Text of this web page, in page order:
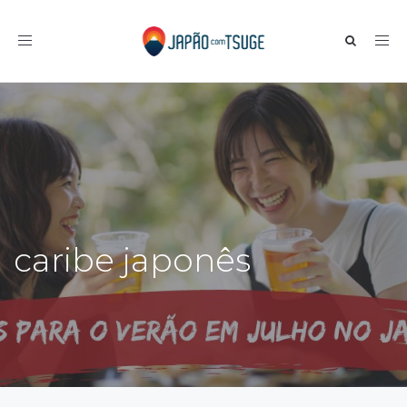
Toggle navigation
caribe japonês